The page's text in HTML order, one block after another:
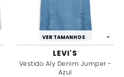
VER TAMANHOS
LEVI'S
Vestido Aly Denim Jumper -
Azul